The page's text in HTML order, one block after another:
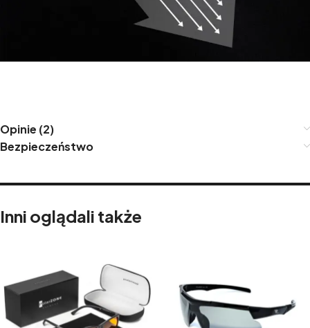
Opinie (2)
Bezpieczeństwo
Inni oglądali także